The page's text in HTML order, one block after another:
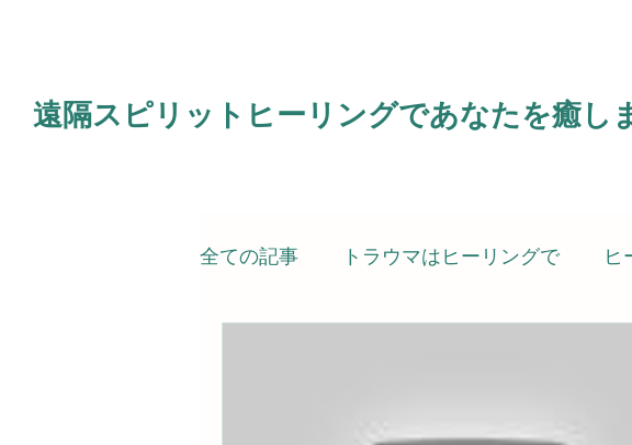
遠隔スピリットヒーリングであなたを癒し
全ての記事 トラウマはヒーリングで ヒ
スピリットヒーラー（私）の思い ス